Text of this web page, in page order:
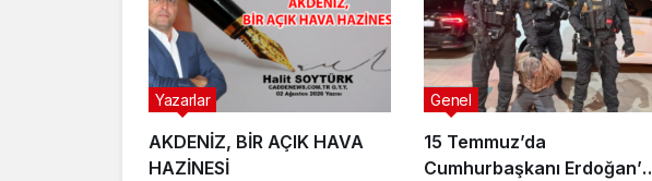
AKDENİZ, BİR AÇIK HAVA
HAZİNESİ
Yazarlar
15 Temmuz’da
Cumhurbaşkanı Erdoğan’a
Genel